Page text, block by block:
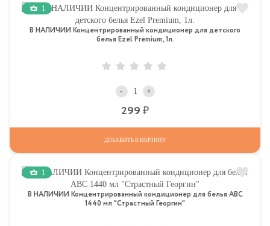
1
В НАЛИЧИИ Концентрированный кондиционер для детского
белья Ezel Premium, 1л.
- +
299
ДОБАВИТЬ В КОРЗИНУ
1
В НАЛИЧИИ Концентрированный кондиционер для белья АВС
1440 мл "Страстный Георгин"